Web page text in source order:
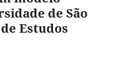
de São
Estudos